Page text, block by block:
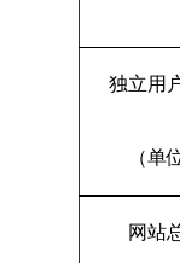
独立用
（单
网站